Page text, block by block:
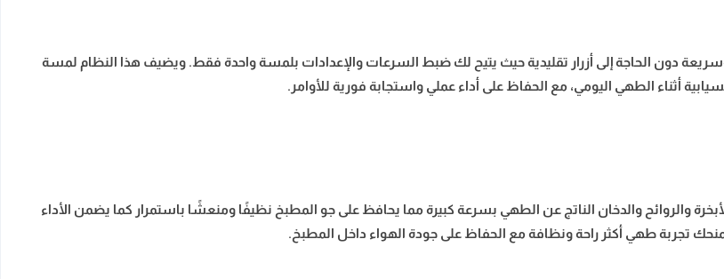
دون الحاجة إلى أزرار تقليدية حيث يتيح لك ضبط السرعات والإعدادات بلمسة واحدة فقط. ويضيف هذا النظام لمسة
أثناء الطهي اليومي، مع الحفاظ على أداء عملي واستجابة فورية للأوامر.
والروائح والدخان الناتج عن الطهي بسرعة كبيرة مما يحافظ على جو المطبخ نظيفًا ومنعشًا باستمرار كما يضمن الأداء
تجربة طهي أكثر راحة ونظافة مع الحفاظ على جودة الهواء داخل المطبخ.